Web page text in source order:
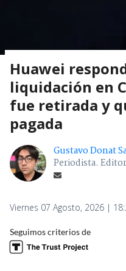
Huawei
liquidación en
fue retirada y
pagada
Gustavo Donat
Periodista.
Viernes 07 Agosto, 2026 |
Seguimos criterios de